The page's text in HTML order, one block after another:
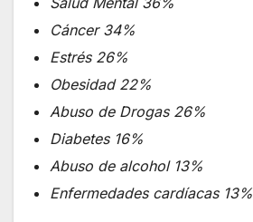
Cáncer 34%
Estrés 26%
Obesidad 22%
Abuso de Drogas 26%
Diabetes 16%
Abuso de alcohol 13%
Enfermedades cardíacas 13%